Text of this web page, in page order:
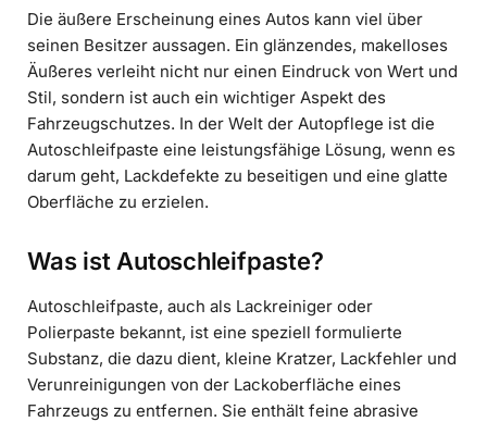
Die äußere Erscheinung eines Autos kann viel über
seinen Besitzer aussagen. Ein glänzendes, makelloses
Äußeres verleiht nicht nur einen Eindruck von Wert und
Stil, sondern ist auch ein wichtiger Aspekt des
Fahrzeugschutzes. In der Welt der Autopflege ist die
Autoschleifpaste eine leistungsfähige Lösung, wenn es
darum geht, Lackdefekte zu beseitigen und eine glatte
Oberfläche zu erzielen.
Was ist Autoschleifpaste?
Autoschleifpaste, auch als Lackreiniger oder
Polierpaste bekannt, ist eine speziell formulierte
Substanz, die dazu dient, kleine Kratzer, Lackfehler und
Verunreinigungen von der Lackoberfläche eines
Fahrzeugs zu entfernen. Sie enthält feine abrasive